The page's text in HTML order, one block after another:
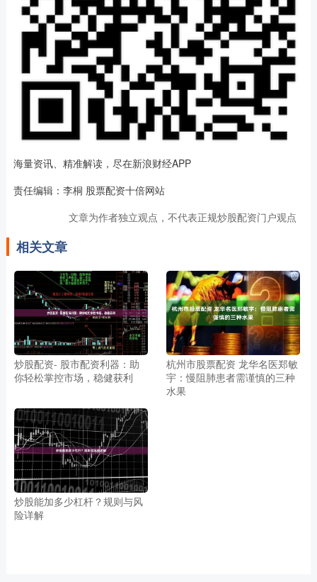
海量资讯、精准解读，尽在新浪财经APP
责任编辑：李桐 股票配资十倍网站
文章为作者独立观点，不代表正规炒股配资门户观点
相关文章
炒股配资- 股市配资利器：助
你轻松掌控市场，稳健获利
杭州市股票配资 龙华名医郑敏
宇：慢阻肺患者需谨慎的三种
水果
炒股能加多少杠杆？规则与风
险详解